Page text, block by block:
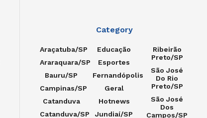
Category
Araçatuba/SP
Araraquara/SP
Bauru/SP
Campinas/SP
Catanduva
Catanduva/SP
Educação
Esportes
Fernandópolis
Geral
Hotnews
Jundiaí/SP
Ribeirão
Preto/SP
São José
Do Rio
Preto/SP
São José
Dos
Campos/SP